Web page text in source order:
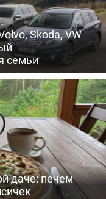
Skoda, VW
семьи
даче: печем